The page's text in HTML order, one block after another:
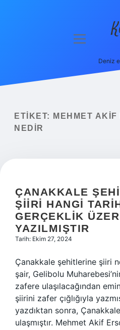
Yasal Uyarı
menüyü
Deniz
ETIKET:
MEHMET
NEDIR
ÇANAKKALE
ŞIIRI HANGI
GERÇEKLIK
YAZILMIŞTIR
Tarih: Ekim 27, 2024
Çanakkale şehitlerine şiiri
şair, Gelibolu
zafere ulaşılacağından
şiirini zafer çığlığıyla
yazdıktan sonra,
ulaşmıştır. Mehmet Akif